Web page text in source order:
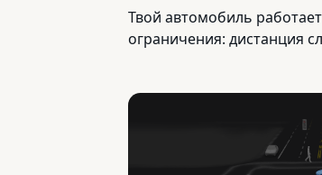
Твой автомобиль
ограничения: дистанция